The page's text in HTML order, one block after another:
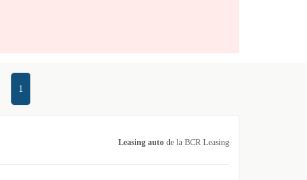
1
Leasing auto de la BCR Leasing